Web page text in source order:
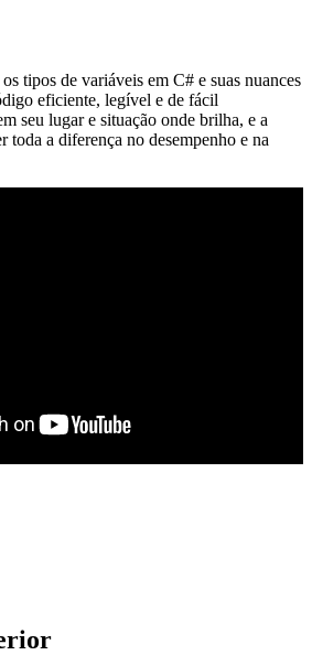
tipos de variáveis em C# e suas nuances
eficiente, legível e de fácil
seu lugar e situação onde brilha, e a
toda a diferença no desempenho e na